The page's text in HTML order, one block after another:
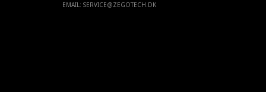
EMAIL: SERVICE@ZEGOTECH.DK